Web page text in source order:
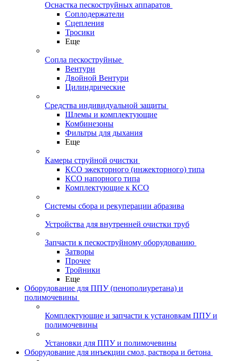
Оснастка пескоструйных аппаратов
Соплодержатели
Сцепления
Тросики
Еще
Сопла пескоструйные
Вентури
Двойной Вентури
Цилиндрические
Средства индивидуальной защиты
Шлемы и комплектующие
Комбинезоны
Фильтры для дыхания
Еще
Камеры струйной очистки
КСО эжекторного (инжекторного) типа
КСО напорного типа
Комплектующие к КСО
Системы сбора и рекуперации абразива
Устройства для внутренней очистки труб
Запчасти к пескоструйному оборудованию
Затворы
Прочее
Тройники
Еще
Оборудование для ППУ (пенополиуретана) и
полимочевины
Комплектующие и запчасти к установкам ППУ и
полимочевины
Установки для ППУ и полимочевины
Оборудование для инъекции смол, раствора и бетона